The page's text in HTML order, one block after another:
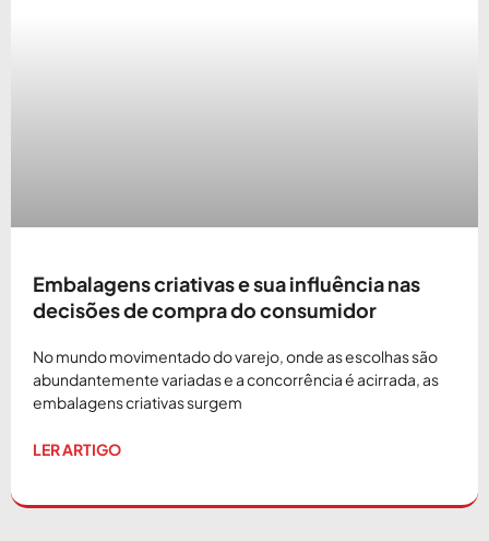
Embalagens criativas e sua influência nas
decisões de compra do consumidor
No mundo movimentado do varejo, onde as escolhas são
abundantemente variadas e a concorrência é acirrada, as
embalagens criativas surgem
LER ARTIGO